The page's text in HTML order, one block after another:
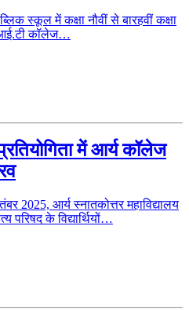
स्कूल में कक्षा नौवीं से बारहवीं कक्षा
कॉलेज…
में आर्य कॉलेज
2025, आर्य स्नातकोत्तर महाविद्यालय
परिषद के विद्यार्थियों…